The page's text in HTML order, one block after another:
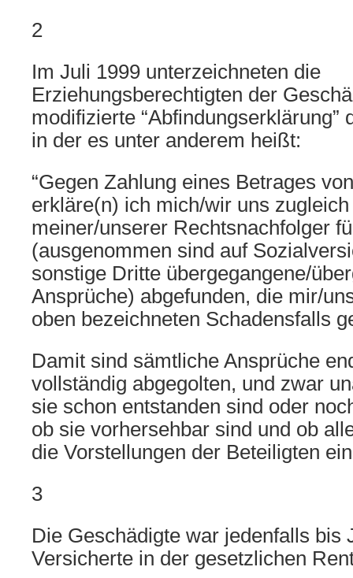
2
Im Juli 1999 unterzeichneten die
Erziehungsberechtigten der
modifizierte “Abfindungserklärung”
in der es unter anderem heißt:
“Gegen Zahlung eines Betrages
erkläre(n) ich mich/wir uns
meiner/unserer Rechtsnachfolger
(ausgenommen sind auf
sonstige Dritte übergegangene/
Ansprüche) abgefunden, die mir/
oben bezeichneten Schadensfalls
Damit sind sämtliche Ansprüche
vollständig abgegolten, und zwar
sie schon entstanden sind oder
ob sie vorhersehbar sind und ob
die Vorstellungen der Beteiligten
3
Die Geschädigte war jedenfalls bis
Versicherte in der gesetzlichen